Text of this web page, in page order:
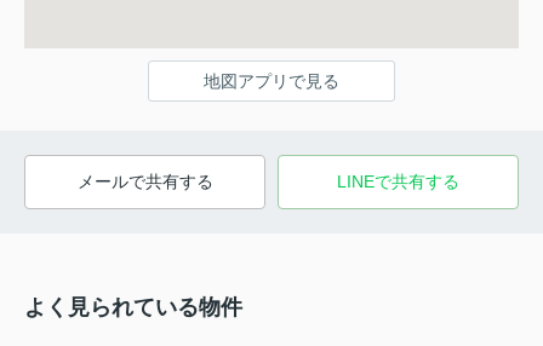
地図アプリで見る
メールで共有する LINEで共有する
よく見られている物件